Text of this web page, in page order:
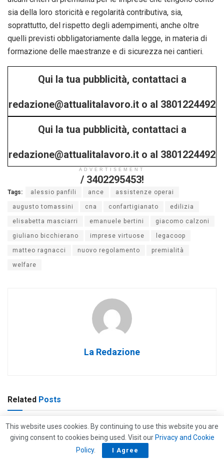
sia della loro storicità e regolarità contributiva, sia,
soprattutto, del rispetto degli adempimenti, anche oltre
quelli previsti obbligatoriamente dalla legge, in materia di
formazione delle maestranze e di sicurezza nei cantieri.
Qui la tua pubblicità, contattaci a
redazione@attualitalavoro.it o al 3801224492
/ 3402295453!
Qui la tua pubblicità, contattaci a
redazione@attualitalavoro.it o al 3801224492
/ 3402295453!
ADVERTISEMENT
Tags: alessio panfili ance assistenze operai
augusto tomassini cna confartigianato edilizia
elisabetta masciarri emanuele bertini giacomo calzoni
giuliano bicchierano imprese virtuose legacoop
matteo ragnacci nuovo regolamento premialità
welfare
La Redazione
Related Posts
This website uses cookies. By continuing to use this website you are
giving consent to cookies being used. Visit our Privacy and Cookie
Policy. I Agree